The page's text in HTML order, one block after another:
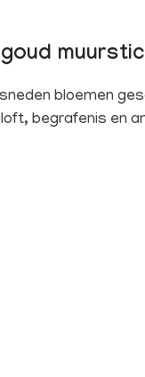
bloemen
begrafenis en